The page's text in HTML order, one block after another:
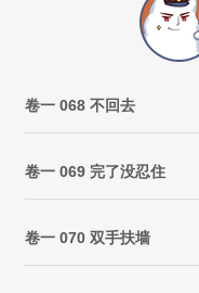
卷一 068 不回去
卷一 069 完了没忍住
卷一 070 双手扶墙